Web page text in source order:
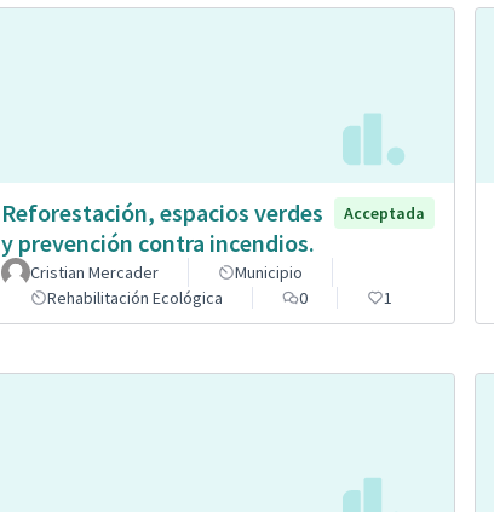
Reforestación, espacios verdes
y prevención contra incendios.
Acceptada
Cristian Mercader
Municipio
Rehabilitación Ecológica
0 1